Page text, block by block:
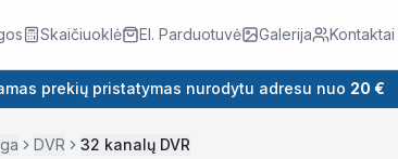
Skaičiuoklė El. Parduotuvė Galerija Kontaktai
prekių pristatymas nurodytu adresu nuo 20 €
DVR 32 kanalų DVR